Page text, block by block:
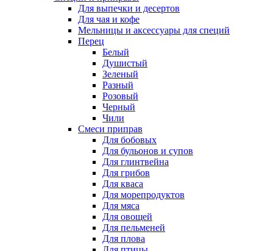
Для выпечки и десертов
Для чая и кофе
Мельницы и аксессуары для специй
Перец
Белый
Душистый
Зеленый
Разный
Розовый
Черный
Чили
Смеси приправ
Для бобовых
Для бульонов и супов
Для глинтвейна
Для грибов
Для кваса
Для морепродуктов
Для мяса
Для овощей
Для пельменей
Для плова